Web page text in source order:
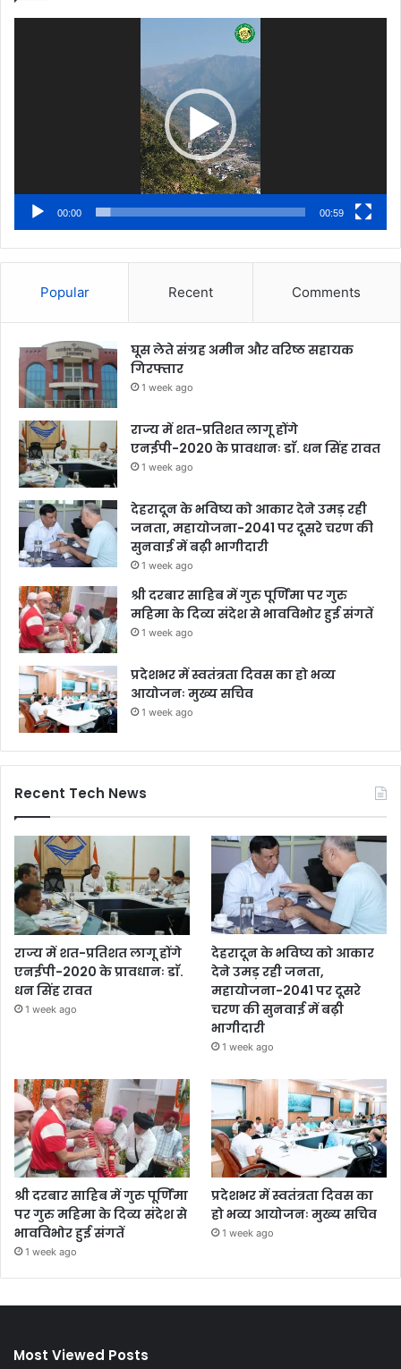
00:00 00:59
Popular Recent Comments
घूस लेते संग्रह अमीन और वरिष्ठ सहायक
गिरफ्तार
1 week ago
राज्य में शत-प्रतिशत लागू होंगे
एनईपी-2020 के प्रावधानः डाॅ. धन सिंह रावत
1 week ago
देहरादून के भविष्य को आकार देने उमड़ रही
जनता, महायोजना-2041 पर दूसरे चरण की
सुनवाई में बढ़ी भागीदारी
1 week ago
श्री दरबार साहिब में गुरु पूर्णिमा पर गुरु
महिमा के दिव्य संदेश से भावविभोर हुई संगतें
1 week ago
प्रदेशभर में स्वतंत्रता दिवस का हो भव्य
आयोजनः मुख्य सचिव
1 week ago
Recent Tech News
राज्य में शत-प्रतिशत लागू होंगे
एनईपी-2020 के प्रावधानः डाॅ.
धन सिंह रावत
1 week ago
देहरादून के भविष्य को आकार
देने उमड़ रही जनता,
महायोजना-2041 पर दूसरे
चरण की सुनवाई में बढ़ी
भागीदारी
1 week ago
श्री दरबार साहिब में गुरु पूर्णिमा
पर गुरु महिमा के दिव्य संदेश से
भावविभोर हुई संगतें
1 week ago
प्रदेशभर में स्वतंत्रता दिवस का
हो भव्य आयोजनः मुख्य सचिव
1 week ago
Most Viewed Posts